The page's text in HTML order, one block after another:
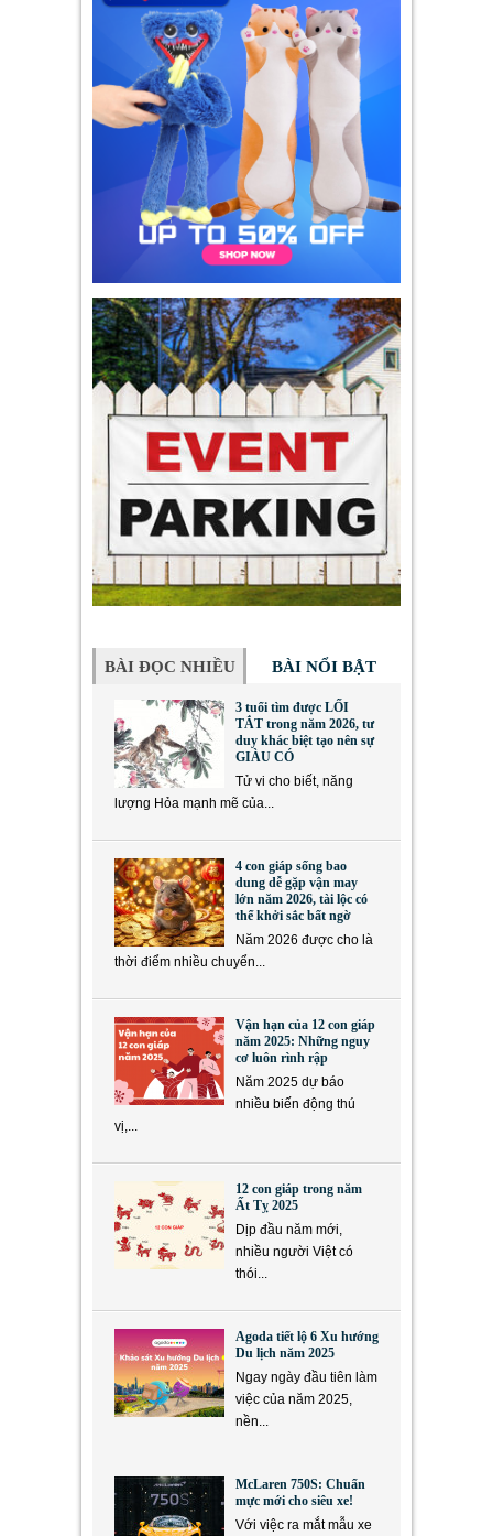
BÀI ĐỌC NHIỀU BÀI NỔI BẬT
3 tuổi tìm được LỐI
TẮT trong năm 2026, tư
duy khác biệt tạo nên sự
GIÀU CÓ
Tử vi cho biết, năng
lượng Hỏa mạnh mẽ của...
4 con giáp sống bao
dung dễ gặp vận may
lớn năm 2026, tài lộc có
thể khởi sắc bất ngờ
Năm 2026 được cho là
thời điểm nhiều chuyển...
Vận hạn của 12 con giáp
năm 2025: Những nguy
cơ luôn rình rập
Năm 2025 dự báo
nhiều biến động thú
vị,...
12 con giáp trong năm
Ất Tỵ 2025
Dịp đầu năm mới,
nhiều người Việt có
thói...
Agoda tiết lộ 6 Xu hướng
Du lịch năm 2025
Ngay ngày đầu tiên làm
việc của năm 2025,
nền...
McLaren 750S: Chuẩn
mực mới cho siêu xe!
Với việc ra mắt mẫu xe